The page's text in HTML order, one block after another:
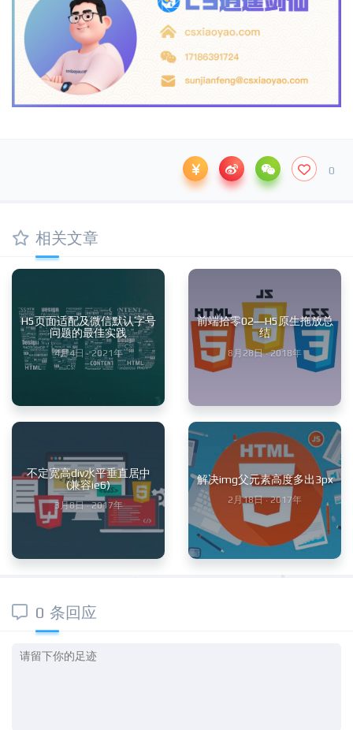
0
相关文章
H5页面适配及微信默认字号
问题的最佳实践
4月4日 · 2021年
前端拾零02—H5原生拖放总
结
8月28日 · 2018年
不定宽高div水平垂直居中
(兼容ie6)
3月8日 · 2017年
解决img父元素高度多出3px
2月18日 · 2017年
0 条回应